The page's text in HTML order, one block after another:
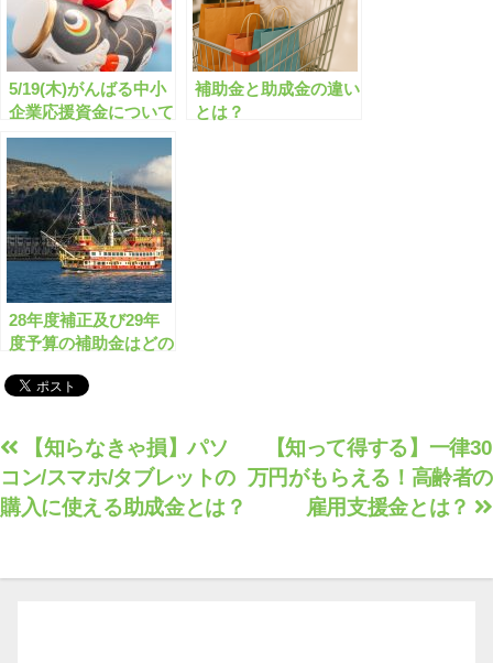
5/19(木)がんばる中小
企業応援資金について
(宮城県)
補助金と助成金の違い
とは？
28年度補正及び29年
度予算の補助金はどの
か？
投
稿
ナ
ゲ
【知って得する】一律30
万円がもらえる！高齢者の
雇用支援金とは？
【知らなきゃ損】パソ
コン/スマホ/タブレットの
購入に使える助成金とは？